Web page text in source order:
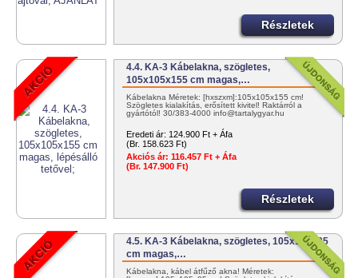
Részletek
4.4. KA-3 Kábelakna, szögletes,
105x105x155 cm magas,…
Kábelakna Méretek: [hxszxm]:105x105x155 cm!
Szögletes kialakítás, erősített kivitel! Raktárról a
gyártótól! 30/383-4000 info@tartalygyar.hu
Eredeti ár: 124.900 Ft + Áfa
(Br. 158.623 Ft)
Akciós ár: 116.457 Ft + Áfa
(Br. 147.900 Ft)
Részletek
4.5. KA-3 Kábelakna, szögletes, 105x105x85
cm magas,…
Kábelakna, kábel átfűző akna! Méretek: